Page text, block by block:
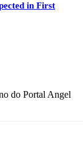
in First
do Portal Angel